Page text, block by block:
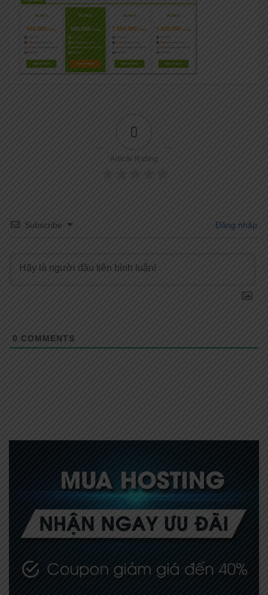
0
Article Rating
Subscribe Đăng nhập
0 COMMENTS